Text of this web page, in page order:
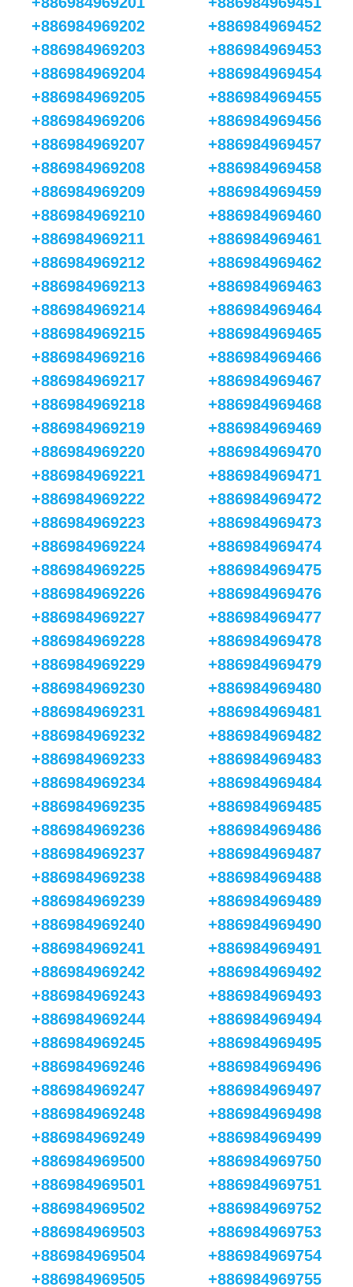
+886984969202
+886984969203
+886984969204
+886984969205
+886984969206
+886984969207
+886984969208
+886984969209
+886984969210
+886984969211
+886984969212
+886984969213
+886984969214
+886984969215
+886984969216
+886984969217
+886984969218
+886984969219
+886984969220
+886984969221
+886984969222
+886984969223
+886984969224
+886984969225
+886984969226
+886984969227
+886984969228
+886984969229
+886984969230
+886984969231
+886984969232
+886984969233
+886984969234
+886984969235
+886984969236
+886984969237
+886984969238
+886984969239
+886984969240
+886984969241
+886984969242
+886984969243
+886984969244
+886984969245
+886984969246
+886984969247
+886984969248
+886984969249
+886984969452
+886984969453
+886984969454
+886984969455
+886984969456
+886984969457
+886984969458
+886984969459
+886984969460
+886984969461
+886984969462
+886984969463
+886984969464
+886984969465
+886984969466
+886984969467
+886984969468
+886984969469
+886984969470
+886984969471
+886984969472
+886984969473
+886984969474
+886984969475
+886984969476
+886984969477
+886984969478
+886984969479
+886984969480
+886984969481
+886984969482
+886984969483
+886984969484
+886984969485
+886984969486
+886984969487
+886984969488
+886984969489
+886984969490
+886984969491
+886984969492
+886984969493
+886984969494
+886984969495
+886984969496
+886984969497
+886984969498
+886984969499
+886984969500
+886984969501
+886984969502
+886984969503
+886984969504
+886984969505
+886984969750
+886984969751
+886984969752
+886984969753
+886984969754
+886984969755